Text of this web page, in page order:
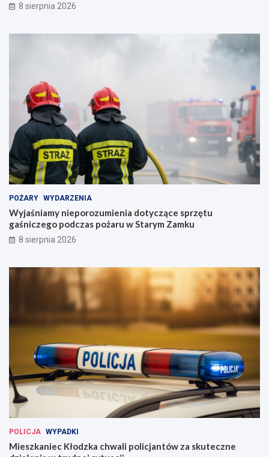
8 sierpnia 2026
POŻARY WYDARZENIA
Wyjaśniamy nieporozumienia dotyczące sprzętu
gaśniczego podczas pożaru w Starym Zamku
8 sierpnia 2026
POLICJA WYPADKI
Mieszkaniec Kłodzka chwali policjantów za skuteczne